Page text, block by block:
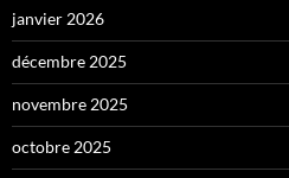
janvier 2026
décembre 2025
novembre 2025
octobre 2025